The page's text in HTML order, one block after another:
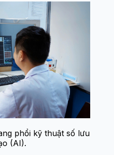
phổi kỹ thuật số lưu
(AI).